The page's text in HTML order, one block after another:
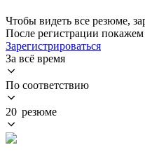
Чтобы видеть все резюме,
После регистрации
Зарегистрироваться
За всё время
По соответствию
20 резюме